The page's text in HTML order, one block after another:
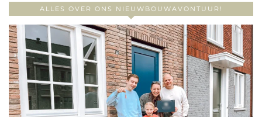
ALLES OVER ONS NIEUWBOUWAVONTUUR!